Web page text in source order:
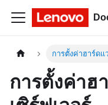
การตั้งค่าฮาร์ดแ
การตั้งค่าฮ